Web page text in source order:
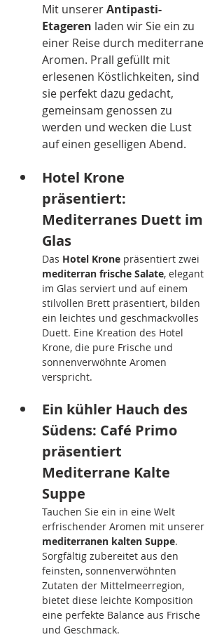
Mit unserer Antipasti-
Etageren laden wir Sie ein zu
einer Reise durch mediterrane
Aromen. Prall gefüllt mit
erlesenen Köstlichkeiten, sind
sie perfekt dazu gedacht,
gemeinsam genossen zu
werden und wecken die Lust
auf einen geselligen Abend.
Hotel Krone
präsentiert:
Mediterranes Duett im
Glas
Das Hotel Krone präsentiert zwei
mediterran frische Salate, elegant
im Glas serviert und auf einem
stilvollen Brett präsentiert, bilden
ein leichtes und geschmackvolles
Duett. Eine Kreation des Hotel
Krone, die pure Frische und
sonnenverwöhnte Aromen
verspricht.
Ein kühler Hauch des
Südens: Café Primo
präsentiert
Mediterrane Kalte
Suppe
Tauchen Sie ein in eine Welt
erfrischender Aromen mit unserer
mediterranen kalten Suppe.
Sorgfältig zubereitet aus den
feinsten, sonnenverwöhnten
Zutaten der Mittelmeerregion,
bietet diese leichte Komposition
eine perfekte Balance aus Frische
und Geschmack.